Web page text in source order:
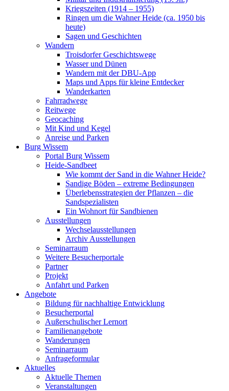
Kriegszeiten (1914 – 1955)
Ringen um die Wahner Heide (ca. 1950 bis
heute)
Sagen und Geschichten
Wandern
Troisdorfer Geschichtswege
Wasser und Dünen
Wandern mit der DBU-App
Maps und Apps für kleine Entdecker
Wanderkarten
Fahrradwege
Reitwege
Geocaching
Mit Kind und Kegel
Anreise und Parken
Burg Wissem
Portal Burg Wissem
Heide-Sandbeet
Wie kommt der Sand in die Wahner Heide?
Sandige Böden – extreme Bedingungen
Überlebensstrategien der Pflanzen – die
Sandspezialisten
Ein Wohnort für Sandbienen
Ausstellungen
Wechselausstellungen
Archiv Ausstellungen
Seminarraum
Weitere Besucherportale
Partner
Projekt
Anfahrt und Parken
Angebote
Bildung für nachhaltige Entwicklung
Besucherportal
Außerschulischer Lernort
Familienangebote
Wanderungen
Seminarraum
Anfrageformular
Aktuelles
Aktuelle Themen
Veranstaltungen